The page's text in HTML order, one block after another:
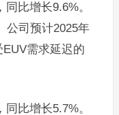
比增长9.6%。
公司预计2025年
需求延迟的
比增长5.7%。